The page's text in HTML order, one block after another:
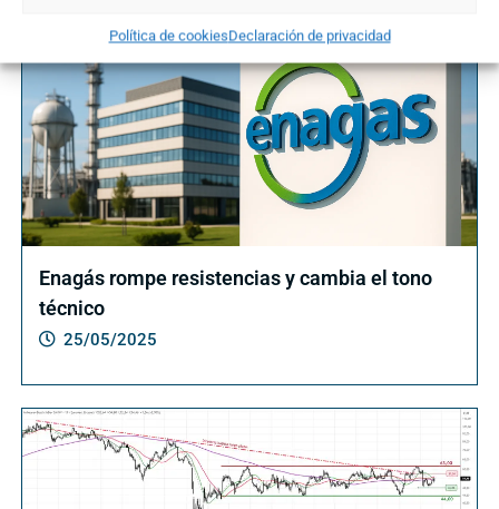
Política de cookiesDeclaración de privacidad
Enagás rompe resistencias y cambia el tono
técnico
25/05/2025